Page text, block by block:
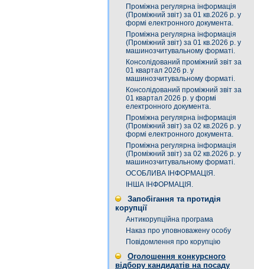
Проміжна регулярна інформація
(Проміжний звіт) за 01 кв.2026 р. у
формі електронного документа.
Проміжна регулярна інформація
(Проміжний звіт) за 01 кв.2026 р. у
машинозчитувальному форматі.
Консолідований проміжний звіт за
01 квартал 2026 р. у
машинозчитувальному форматі.
Консолідований проміжний звіт за
01 квартал 2026 р. у формі
електронного документа.
Проміжна регулярна інформація
(Проміжний звіт) за 02 кв.2026 р. у
формі електронного документа.
Проміжна регулярна інформація
(Проміжний звіт) за 02 кв.2026 р. у
машинозчитувальному форматі.
ОСОБЛИВА ІНФОРМАЦІЯ.
ІНША ІНФОРМАЦІЯ.
Запобігання та протидія
корупції
Антикорупційна програма
Наказ про уповноважену особу
Повідомлення про корупцію
Оголошення конкурсного
відбору кандидатів на посаду